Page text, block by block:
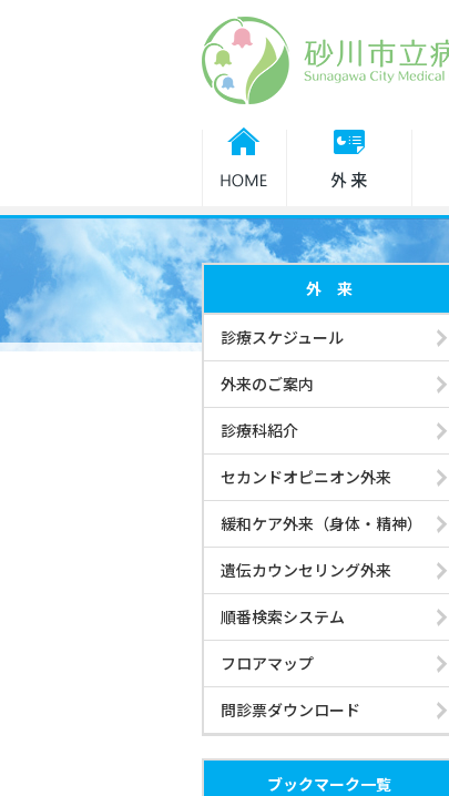
休診・代診
外来のご案内
入院・面会
お見舞いメール
外 来
診療スケジュール
外来のご案内
診療科紹介
セカンドオピニオン外来
緩和ケア外来（身体・精神）
遺伝カウンセリング外来
順番検索システム
フロアマップ
問診票ダウンロード
ブックマーク一覧